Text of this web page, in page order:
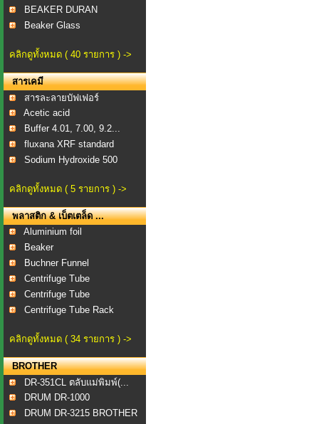
BEAKER DURAN
Beaker Glass
คลิกดูทั้งหมด ( 40 รายการ ) ->
สารเคมี
สารละลายบัฟเฟอร์
Acetic acid
Buffer 4.01, 7.00, 9.2...
fluxana XRF standard
Sodium Hydroxide 500
คลิกดูทั้งหมด ( 5 รายการ ) ->
พลาสติก & เบ็ตเตล็ด ...
Aluminium foil
Beaker
Buchner Funnel
Centrifuge Tube
Centrifuge Tube
Centrifuge Tube Rack
คลิกดูทั้งหมด ( 34 รายการ ) ->
BROTHER
DR-351CL ตลับแม่พิมพ์(...
DRUM DR-1000
DRUM DR-3215 BROTHER